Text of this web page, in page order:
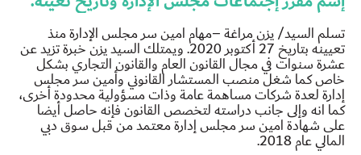
تسلم السيد/ يزن مراغة –مهام امين سر مجلس الإدارة منذ
تعيينه بتاريخ 27 أكتوبر 2020. ويمتلك السيد يزن خبرة تزيد عن
عشرة سنوات في مجال القانون العام والقانون التجاري بشكل
خاص كما شغل منصب المستشار القانوني وأمين سر مجلس
إدارة لعدة شركات مساهمة عامة وذات مسؤولية محدودة أخرى،
كما انه وإلى جانب دراسته لتخصص القانون فإنه حاصل أيضا
على شهادة امين سر مجلس إدارة معتمد من قبل سوق دبي
المالي عام 2018.